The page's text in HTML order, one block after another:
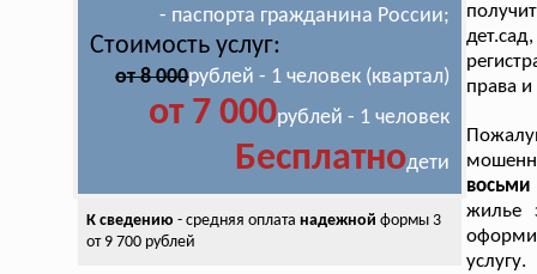
- паспорта гражданина России;
Стоимость услуг:
от 8 000рублей - 1 человек (квартал)
от 7 000рублей - 1 человек
Бесплатнодети
К сведению - средняя оплата надежной формы 3
от 9 700 рублей
права
восьми
жилье
услугу.